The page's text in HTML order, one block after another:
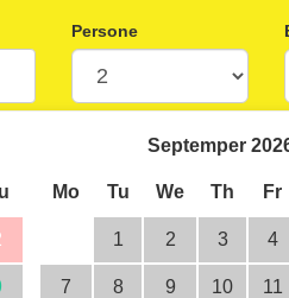
Septemper
Mo Tu We Th Fr
1 2 3 4
7 8 9 10 11
Persone